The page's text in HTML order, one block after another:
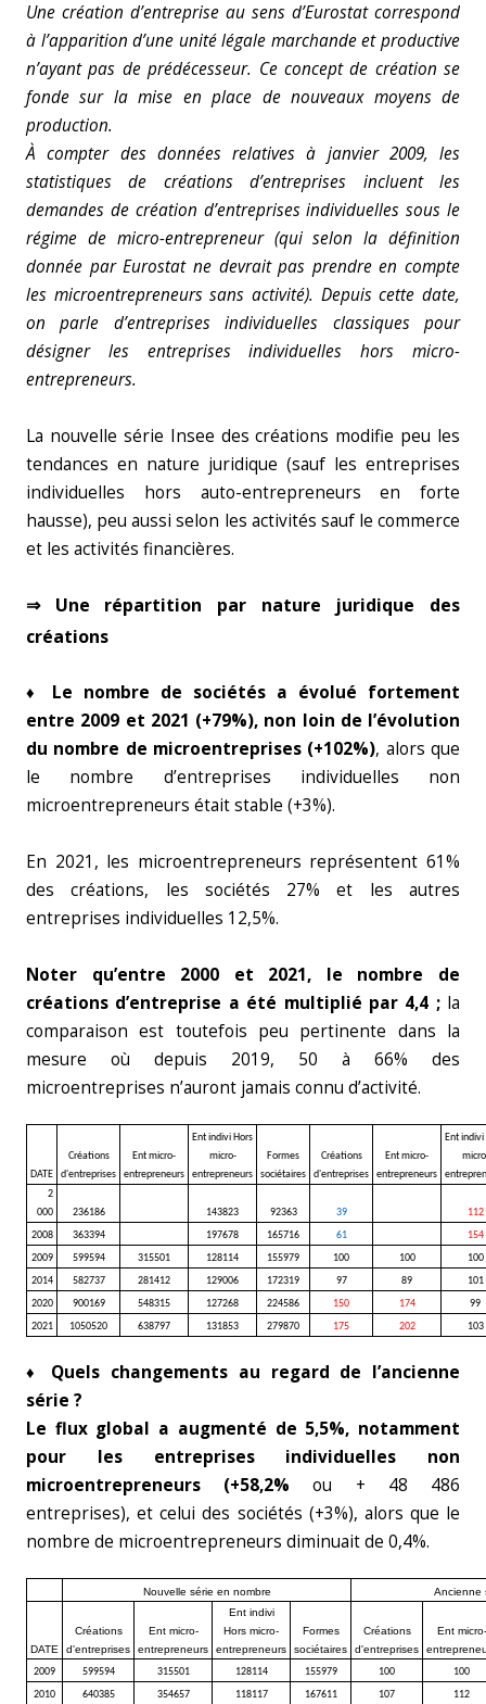
Une création d’entreprise au sens d’Eurostat correspond
à l’apparition d’une unité légale marchande et productive
n’ayant pas de prédécesseur. Ce concept de création se
fonde sur la mise en place de nouveaux moyens de
production.
À compter des données relatives à janvier 2009, les
statistiques de créations d’entreprises incluent les
demandes de création d’entreprises individuelles sous le
régime de micro-entrepreneur (qui selon la définition
donnée par Eurostat ne devrait pas prendre en compte
les microentrepreneurs sans activité). Depuis cette date,
on parle d’entreprises individuelles classiques pour
désigner les entreprises individuelles hors micro-
entrepreneurs.
La nouvelle série Insee des créations modifie peu les
tendances en nature juridique (sauf les entreprises
individuelles hors auto-entrepreneurs en forte
hausse), peu aussi selon les activités sauf le commerce
et les activités financières.
⇒ Une répartition par nature juridique des
créations
♦ Le nombre de sociétés a évolué fortement
entre 2009 et 2021 (+79%), non loin de l’évolution
du nombre de microentreprises (+102%), alors que
le nombre d’entreprises individuelles non
microentrepreneurs était stable (+3%).
En 2021, les microentrepreneurs représentent 61%
des créations, les sociétés 27% et les autres
entreprises individuelles 12,5%.
Noter qu’entre 2000 et 2021, le nombre de
créations d’entreprise a été multiplié par 4,4 ; la
comparaison est toutefois peu pertinente dans la
mesure où depuis 2019, 50 à 66% des
microentreprises n’auront jamais connu d’activité.
DATE
Créations
d'entreprises
Ent micro-
entrepreneurs
Ent indivi Hors
micro-
entrepreneurs
Formes
sociétaires
Créations
d'entreprises
Ent micro-
entrepreneurs
Ent indivi
2
000
236186 143823 92363 39
112
2008
363394 197678 165716 61
154
2009
599594 315501 128114 155979 100 100
100
2014
582737 281412 129006 172319 97 89
101
2020
900169 548315 127268 224586 150 174
99
2021
1050520 638797 131853 279870 175 202 103
♦
Quels changements au regard de l’ancienne
série ?
Le flux global a augmenté de 5,5%, notamment
pour les entreprises individuelles non
microentrepreneurs (+58,2% ou + 48 486
entreprises), et celui des sociétés (+3%), alors que le
nombre de microentrepreneurs diminuait de 0,4%.
Nouvelle série en nombre Ancienne
DATE
Créations
d'entreprises
Ent micro-
entrepreneurs
Ent indivi
Hors micro-
entrepreneurs
Formes
sociétaires
Créations
d'entreprises
Ent micro-
2009
599594 315501 128114 155979 100
100
2010
640385 354657 118117 167611 107 112